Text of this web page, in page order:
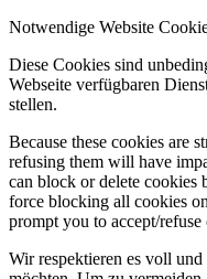
Notwendige Website
Diese Cookies sind
Webseite verfügbaren
stellen.
Because these cookies are
refusing them will have
can block or delete cookies
force blocking all cookies
prompt you to accept/
Wir respektieren es voll